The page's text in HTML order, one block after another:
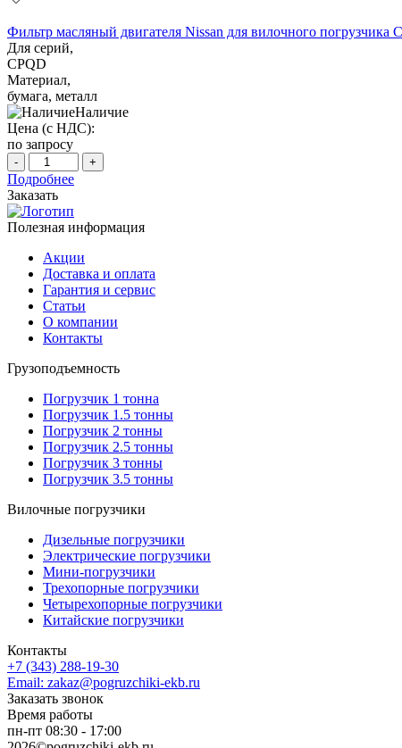
Фильтр масляный двигателя Nissan для вилочного погрузчика
Для серий,
CPQD
Материал,
бумага, металл
Наличие
Цена (с НДС):
по запросу
- +
Подробнее
Заказать
Полезная информация
Акции
Доставка и оплата
Гарантия и сервис
Статьи
О компании
Контакты
Грузоподъемность
Погрузчик 1 тонна
Погрузчик 1.5 тонны
Погрузчик 2 тонны
Погрузчик 2.5 тонны
Погрузчик 3 тонны
Погрузчик 3.5 тонны
Вилочные погрузчики
Дизельные погрузчики
Электрические погрузчики
Мини-погрузчики
Трехопорные погрузчики
Четырехопорные погрузчики
Китайские погрузчики
Контакты
+7 (343) 288-19-30
Email: zakaz@pogruzchiki-ekb.ru
Заказать звонок
Время работы
пн-пт 08:30 - 17:00